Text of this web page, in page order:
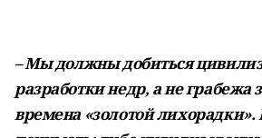
– Мы должны добиться
разработки недр, а не грабежа
времена «золотой